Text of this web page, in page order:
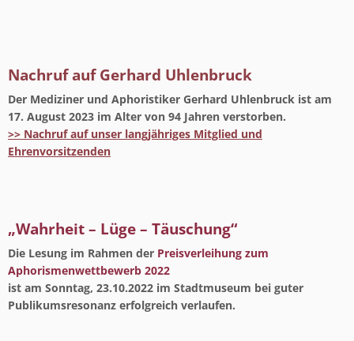
Nachruf auf Gerhard Uhlenbruck
Der Mediziner und Aphoristiker Gerhard Uhlenbruck ist am
17. August 2023 im Alter von 94 Jahren verstorben.
>> Nachruf auf unser langjähriges Mitglied und
Ehrenvorsitzenden
„Wahrheit – Lüge – Täuschung“
Die Lesung im Rahmen der Preisverleihung zum
Aphorismenwettbewerb 2022
ist am Sonntag, 23.10.2022 im Stadtmuseum bei guter
Publikumsresonanz erfolgreich verlaufen.